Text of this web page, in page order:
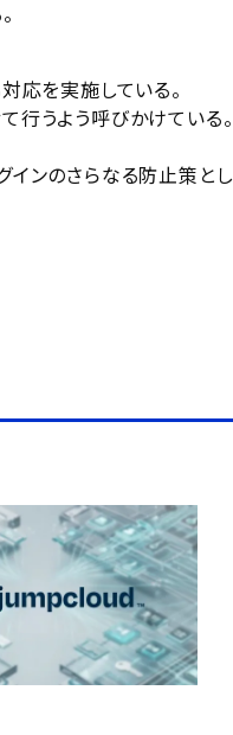
応を実施している。
行うよう呼びかけている。
インのさらなる防止策とし